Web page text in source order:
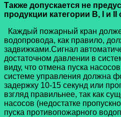
Также допускается не
продукции категории В, I и
Каждый пожарный кран
водопровода, как правило,
задвижками.Сигнал
достаточном давлении в
виду, что отмена пуска
системе управления должна
задержку 10-15 секунд или
взгляд правильнее, так как
насосов (недостатке
пуска противопожарного